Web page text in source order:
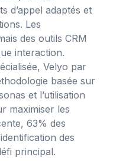
d’appel adaptés et
Les
des outils CRM
interaction.
Velyo par
basée sur
et l’utilisation
maximiser les
63% des
des
principal.